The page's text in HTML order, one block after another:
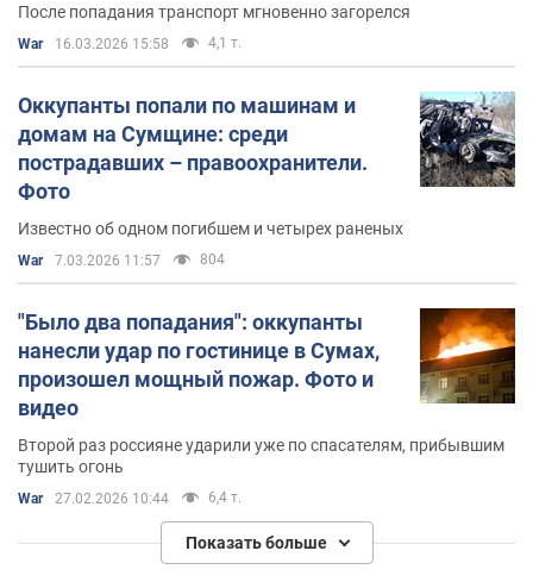
После попадания транспорт мгновенно загорелся
War 16.03.2026 15:58 4,1 т.
Оккупанты попали по машинам и
домам на Сумщине: среди
пострадавших – правоохранители.
Фото
Известно об одном погибшем и четырех раненых
War 7.03.2026 11:57 804
"Было два попадания": оккупанты
нанесли удар по гостинице в Сумах,
произошел мощный пожар. Фото и
видео
Второй раз россияне ударили уже по спасателям, прибывшим
тушить огонь
War 27.02.2026 10:44 6,4 т.
Показать больше